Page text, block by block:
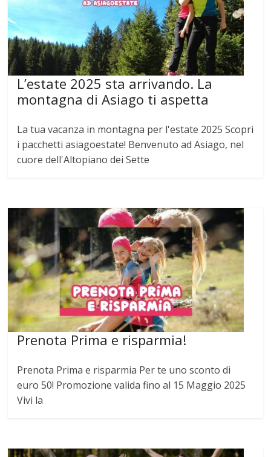
L’estate 2025 sta arrivando. La
montagna di Asiago ti aspetta
La tua vacanza in montagna per l'estate 2025 Scopri
i pacchetti asiagoestate! Benvenuto ad Asiago, nel
cuore dell'Altopiano dei Sette
Prenota Prima e risparmia!
Prenota Prima e risparmia Per te uno sconto di
euro 50! Promozione valida fino al 15 Maggio 2025
Vivi la